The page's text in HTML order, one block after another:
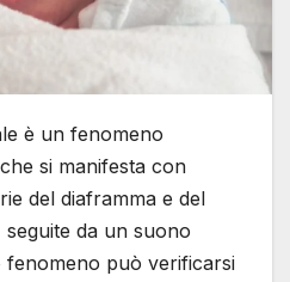
è un fenomeno
si manifesta con
del diaframma e del
da un suono
fenomeno può verificarsi